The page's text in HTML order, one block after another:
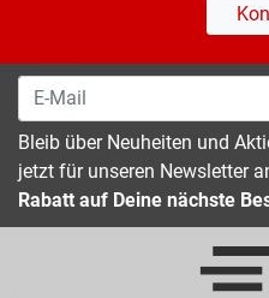
Bleib über Neuheiten und
jetzt für unseren Newsletter
Rabatt auf Deine nächste